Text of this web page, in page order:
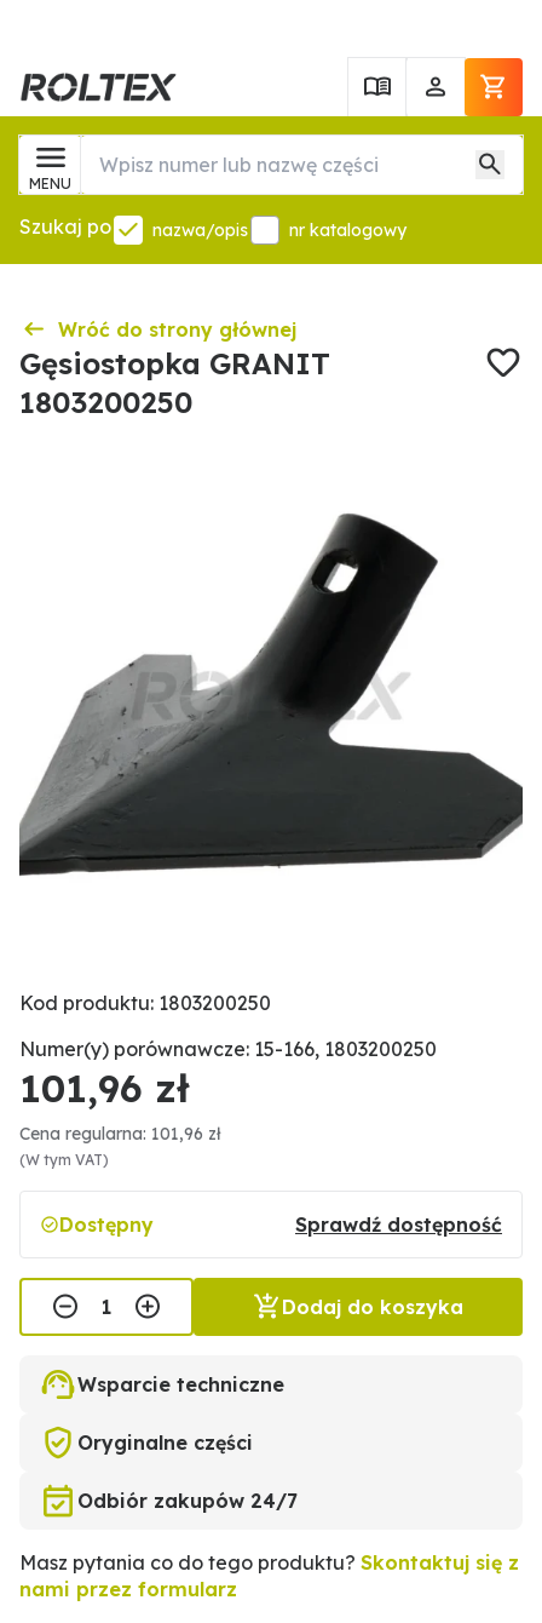
MENU
Szukaj po nazwa/opis nr katalogowy
Wróć do strony głównej
Gęsiostopka GRANIT
1803200250
Kod produktu: 1803200250
Numer(y) porównawcze: 15-166, 1803200250
101,96 zł
Cena regularna: 101,96 zł
(W tym VAT)
Dostępny Sprawdź dostępność
Dodaj do koszyka
Wsparcie techniczne
Oryginalne części
Odbiór zakupów 24/7
Masz pytania co do tego produktu? Skontaktuj się z
nami przez formularz